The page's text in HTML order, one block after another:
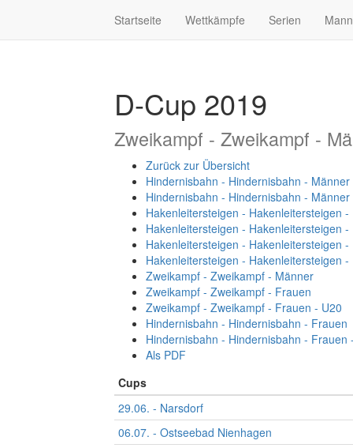
Startseite Wettkämpfe Serien
D-Cup 2019
Zweikampf - Zweikampf -
Zurück zur Übersicht
Hindernisbahn - Hindernisbahn - Männer
Hindernisbahn - Hindernisbahn -
Hakenleitersteigen - Hakenleitersteigen
Hakenleitersteigen - Hakenleitersteigen -
Hakenleitersteigen - Hakenleitersteigen
Hakenleitersteigen - Hakenleitersteigen
Zweikampf - Zweikampf - Männer
Zweikampf - Zweikampf - Frauen
Zweikampf - Zweikampf - Frauen - U20
Hindernisbahn - Hindernisbahn - Frauen
Hindernisbahn - Hindernisbahn - Frauen
Als PDF
Cups
29.06. - Narsdorf
06.07. - Ostseebad Nienhagen